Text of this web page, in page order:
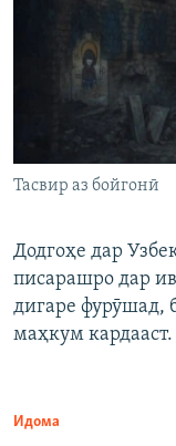
Тасвир аз бойгонӣ
Додгоҳе дар
писарашро дар
дигаре фурӯшад,
маҳкум кардааст.
Идома